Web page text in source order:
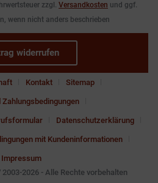
zzgl. Versandkosten und ggf.
wenn nicht anders beschrieben
widerrufen
Kontakt Sitemap
Zahlungsbedingungen
Datenschutzerklärung
mit Kundeninformationen
Impressum
2026 - Alle Rechte vorbehalten